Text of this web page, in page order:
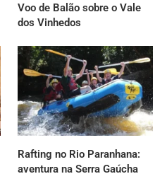
Voo de Balão sobre o Vale
dos Vinhedos
Rafting no Rio Paranhana:
aventura na Serra Gaúcha